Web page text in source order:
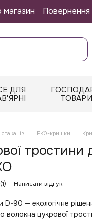
магазин Повернення
ДЛЯ
ТОВАРИ
ЕКО-кришки
тростини
Написати відгук
D-90 — екологічне
волокна цукрової